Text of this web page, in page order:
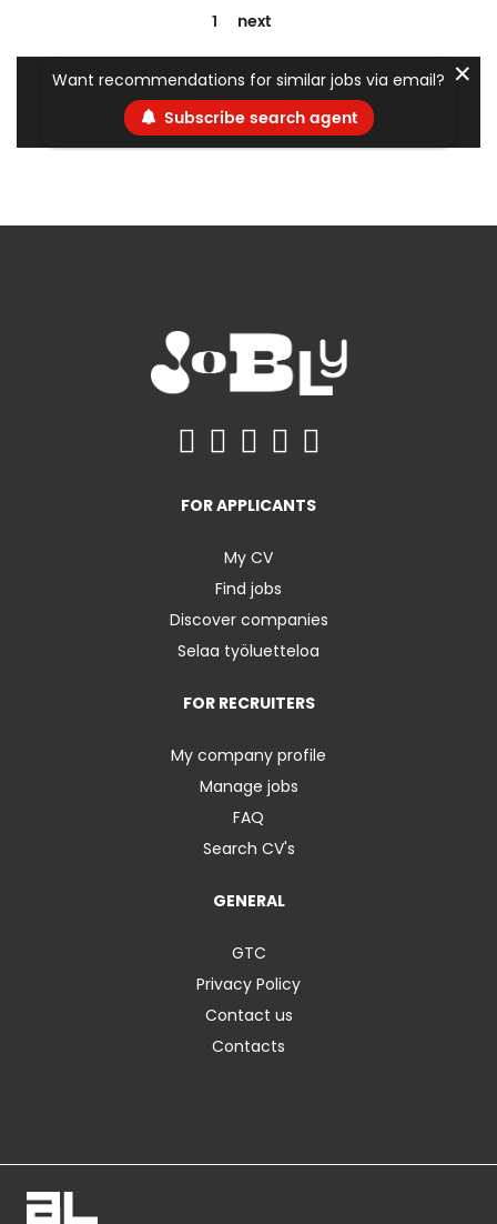
1 next
Want recommendations for similar jobs via email?
Subscribe search agent
✕
FOR APPLICANTS
My CV
Find jobs
Discover companies
Selaa työluetteloa
FOR RECRUITERS
My company profile
Manage jobs
FAQ
Search CV's
GENERAL
GTC
Privacy Policy
Contact us
Contacts